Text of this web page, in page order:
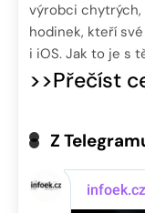
výrobci
hodinek, kteří
i iOS. Jak to je s
>>Přečíst
Z